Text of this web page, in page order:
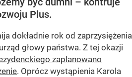
Plus.
dokładnie rok od zaprzysiężenia
głowy państwa. Z tej okazji
zaplanowano
. Oprócz wystąpienia Karola